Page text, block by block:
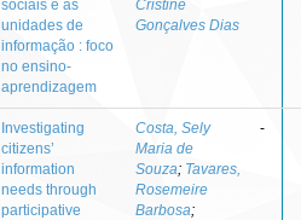
sociais e as
unidades de
informação : foco
no ensino-
aprendizagem
Cristine
Gonçalves Dias
Investigating
citizens’
information
needs through
participative
Costa, Sely
Maria de
Souza; Tavares,
Rosemeire
Barbosa;
-